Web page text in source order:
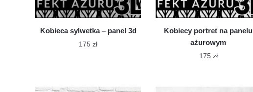
Kobieca sylwetka – panel 3d
175 zł
Kobiecy portret na panelu
ażurowym
175 zł